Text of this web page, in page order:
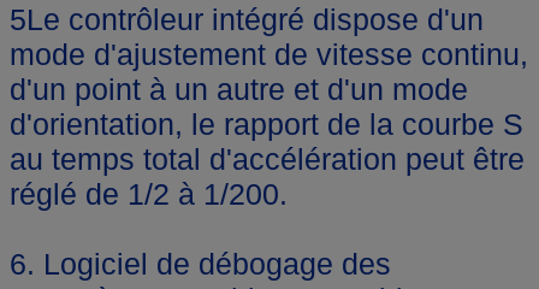
5Le contrôleur intégré dispose d'un
mode d'ajustement de vitesse continu,
d'un point à un autre et d'un mode
d'orientation, le rapport de la courbe S
au temps total d'accélération peut être
réglé de 1/2 à 1/200.
6. Logiciel de débogage des